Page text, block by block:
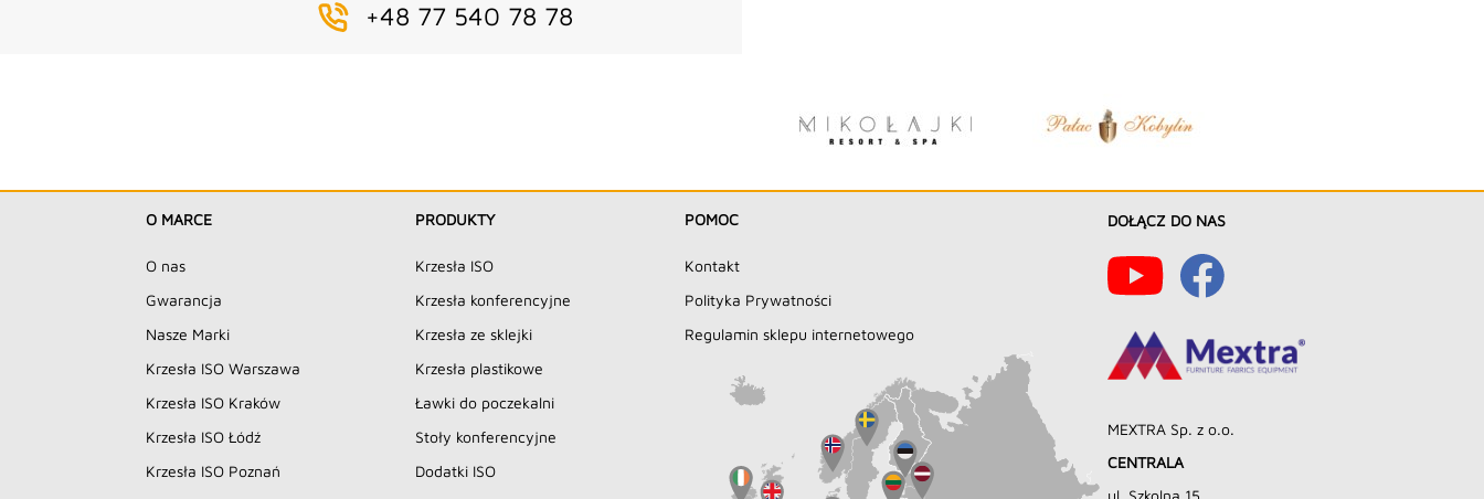
+48 77 540 78 78
O MARCE
O nas
Gwarancja
Nasze Marki
Krzesła ISO Warszawa
Krzesła ISO Kraków
Krzesła ISO Łódź
Krzesła ISO Poznań
PRODUKTY
Krzesła ISO
Krzesła konferencyjne
Krzesła ze sklejki
Krzesła plastikowe
Ławki do poczekalni
Stoły konferencyjne
Dodatki ISO
POMOC
Kontakt
Polityka Prywatności
Regulamin sklepu internetowego
DOŁĄCZ DO NAS
MEXTRA Sp. z o.o.
CENTRALA
ul. Szkolna 15